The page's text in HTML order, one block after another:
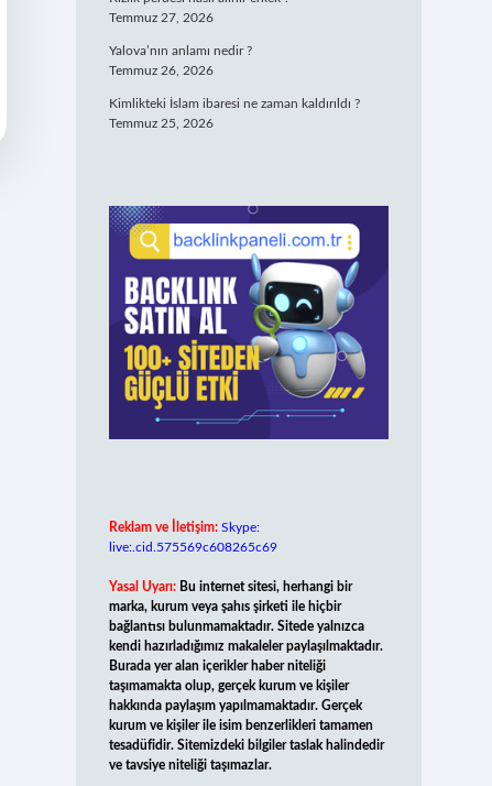
Temmuz 27, 2026
Yalova’nın anlamı nedir ?
Temmuz 26, 2026
Kimlikteki İslam ibaresi ne zaman kaldırıldı ?
Temmuz 25, 2026
Reklam ve İletişim: Skype:
live:.cid.575569c608265c69
Yasal Uyarı: Bu internet sitesi, herhangi bir
marka, kurum veya şahıs şirketi ile hiçbir
bağlantısı bulunmamaktadır. Sitede yalnızca
kendi hazırladığımız makaleler paylaşılmaktadır.
Burada yer alan içerikler haber niteliği
taşımamakta olup, gerçek kurum ve kişiler
hakkında paylaşım yapılmamaktadır. Gerçek
kurum ve kişiler ile isim benzerlikleri tamamen
tesadüfidir. Sitemizdeki bilgiler taslak halindedir
ve tavsiye niteliği taşımazlar.